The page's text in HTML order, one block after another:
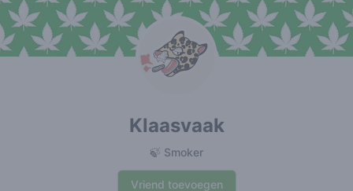
Klaasvaak
🍃 Smoker
Vriend toevoegen